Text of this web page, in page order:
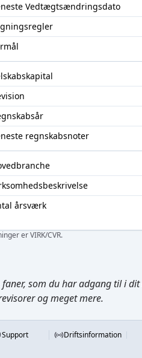
Vedtægtsændringsdato
regnskabsnoter
årsværk
er VIRK/CVR.
som du har adgang til i
og meget mere.
Support
Driftsinformation